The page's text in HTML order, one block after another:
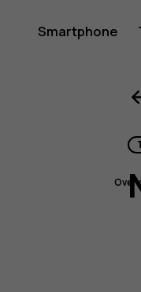
Smartphone